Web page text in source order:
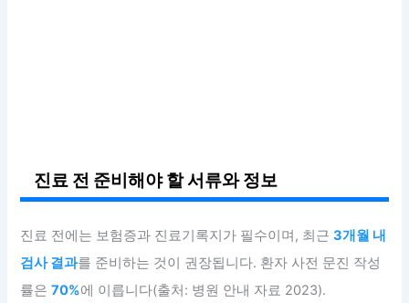
진료 전 준비해야 할 서류와 정보
진료 전에는 보험증과 진료기록지가 필수이며, 최근3개월 내
검사 결과를 준비하는 것이 권장됩니다. 환자 사전 문진 작성
률은70%에 이릅니다(출처: 병원 안내 자료 2023).